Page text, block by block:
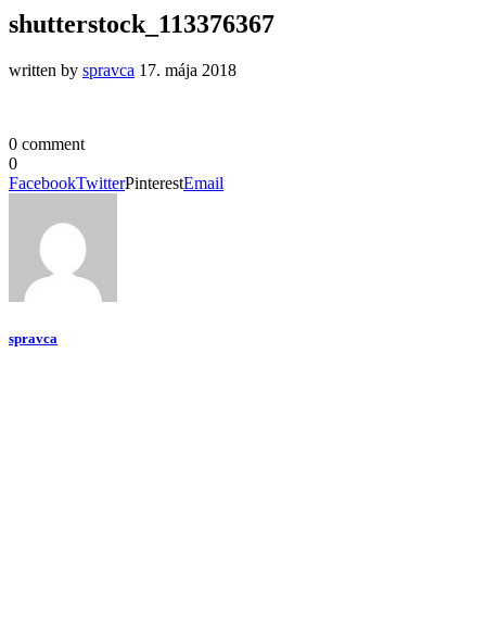
shutterstock_113376367
written by spravca 17. mája 2018
0 comment
0
FacebookTwitterPinterestEmail
spravca